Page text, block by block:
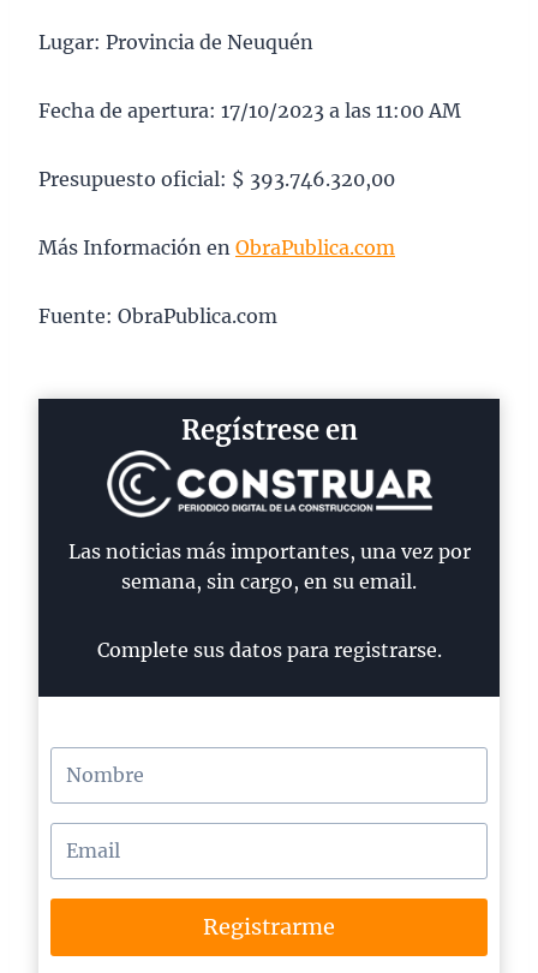
Lugar: Provincia de Neuquén
Fecha de apertura: 17/10/2023 a las 11:00 AM
Presupuesto oficial: $ 393.746.320,00
Más Información en ObraPublica.com
Fuente: ObraPublica.com
Regístrese en
Las noticias más importantes, una vez por
semana, sin cargo, en su email.
Complete sus datos para registrarse.
Registrarme